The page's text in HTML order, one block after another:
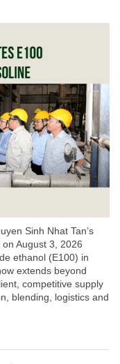
Sinh Nhat Tan’s
August 3, 2026
ethanol (E100) in
extends beyond
competitive supply
blending, logistics and